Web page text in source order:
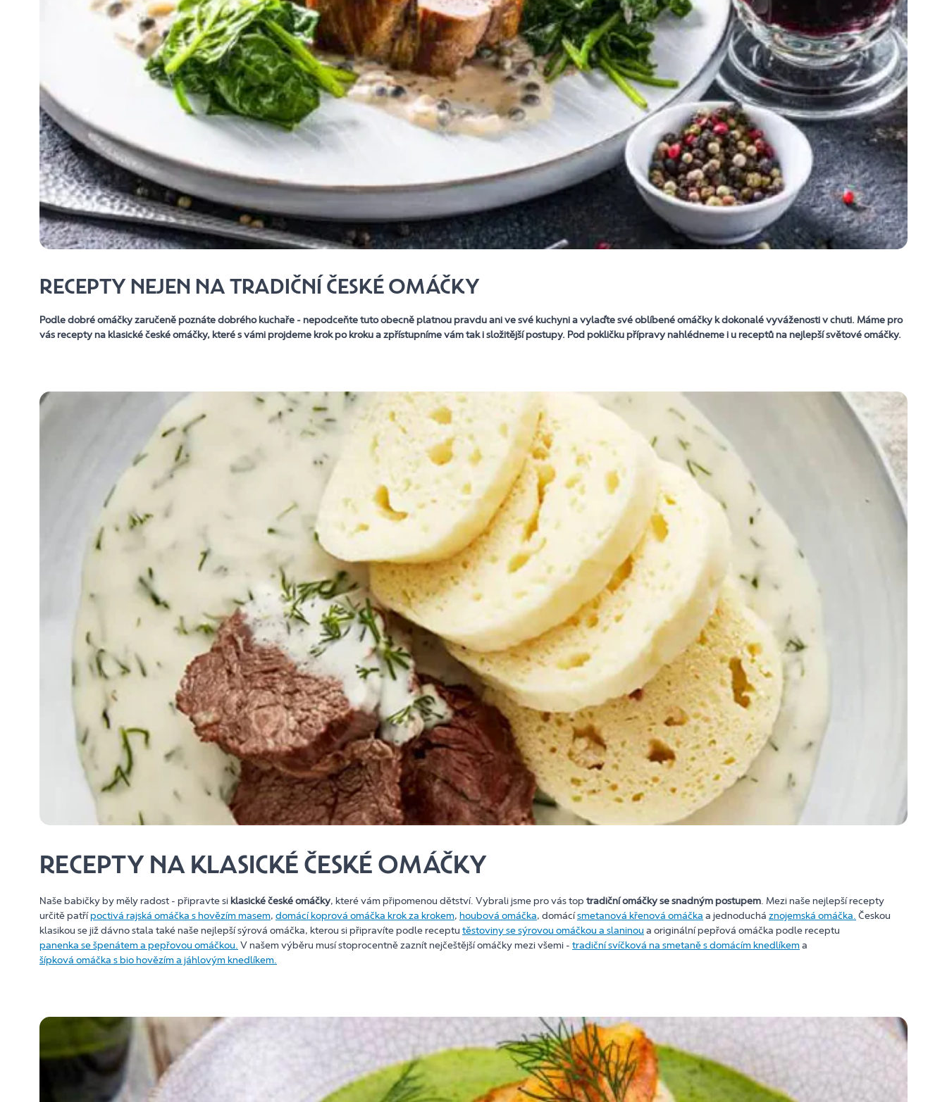
RECEPTY NEJEN NA TRADIČNÍ ČESKÉ OMÁČKY
Podle dobré omáčky zaručeně poznáte dobrého kuchaře - nepodceňte tuto obecně platnou pravdu ani ve své kuchyni a vylaďte své oblíbené omáčky k dokonalé vyváženosti v chuti. Máme pro
vás recepty na klasické české omáčky, které s vámi projdeme krok po kroku a zpřístupníme vám tak i složitější postupy. Pod pokličku přípravy nahlédneme i u receptů na nejlepší světové omáčky.
RECEPTY NA KLASICKÉ ČESKÉ OMÁČKY
Naše babičky by měly radost - připravte si klasické české omáčky, které vám připomenou dětství. Vybrali jsme pro vás top tradiční omáčky se snadným postupem. Mezi naše nejlepší recepty
určitě patřípoctivá rajská omáčka s hovězím masem, domácí koprová omáčka krok za krokem, houbová omáčka, domácísmetanová křenová omáčka a jednoduchá znojemská omáčka. Českou
klasikou se již dávno stala také naše nejlepší sýrová omáčka, kterou si připravíte podle receptu těstoviny se sýrovou omáčkou a slaninou a originální pepřová omáčka podle receptu
panenka se špenátem a pepřovou omáčkou. V našem výběru musí stoprocentně zaznít nejčeštější omáčky mezi všemi - tradiční svíčková na smetaně s domácím knedlíkema
šípková omáčka s bio hovězím a jáhlovým knedlíkem.